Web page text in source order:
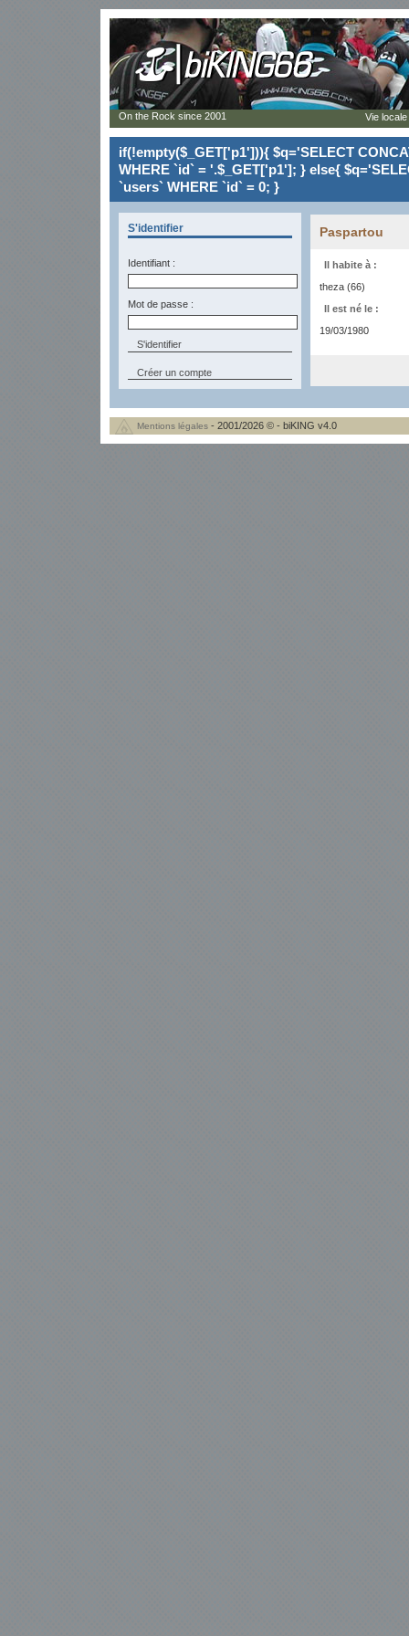
if(!empty($_GET['p1'])){ $q='SELECT
WHERE `id` = '.$_GET['p1']; } else{
`users` WHERE `id` = 0; }
S'identifier
Identifiant :
Mot de passe :
Créer un compte
Paspartou
Il habite à :
theza (66)
Il est né le :
19/03/1980
On the Rock since 2001 Vie
Mentions légales - 2001/2026 © - biKING v4.0